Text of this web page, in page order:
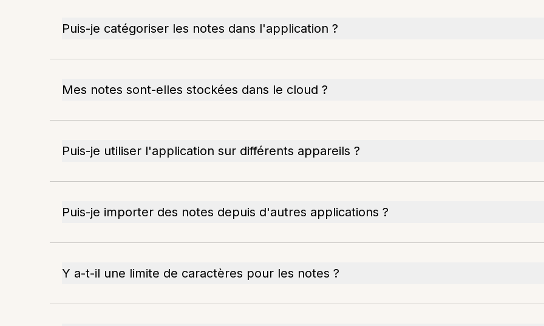
Puis-je catégoriser les notes dans l'application ?
Mes notes sont-elles stockées dans le cloud ?
Puis-je utiliser l'application sur différents appareils ?
Puis-je importer des notes depuis d'autres applications ?
Y a-t-il une limite de caractères pour les notes ?